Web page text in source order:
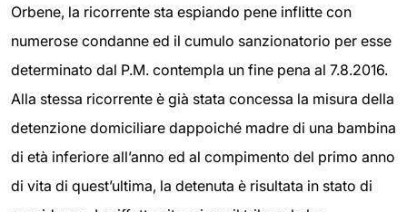
Orbene, la ricorrente sta espiando pene inflitte con
numerose condanne ed il cumulo sanzionatorio per esse
determinato dal P.M. contempla un fine pena al 7.8.2016.
Alla stessa ricorrente è già stata concessa la misura della
detenzione domiciliare dappoiché madre di una bambina
di età inferiore all’anno ed al compimento del primo anno
di vita di quest’ultima, la detenuta è risultata in stato di